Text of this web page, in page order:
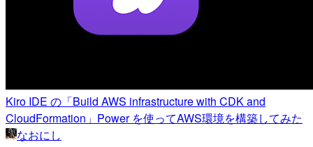
Kiro IDE の「Build AWS infrastructure with CDK and
CloudFormation」Power を使ってAWS環境を構築してみた
なおにし